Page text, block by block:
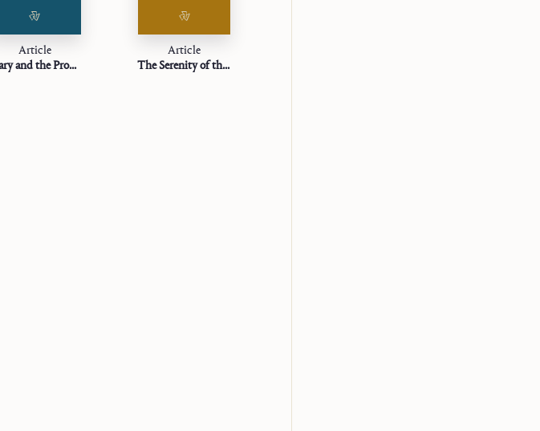
Article
Mary and the Prophets
Article
The Serenity of the Surrendered Self